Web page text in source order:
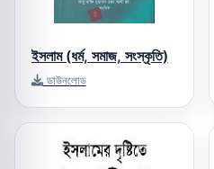
ইসলাম (ধর্ম, সমাজ, সংস্কৃতি)
ডাউনলোড